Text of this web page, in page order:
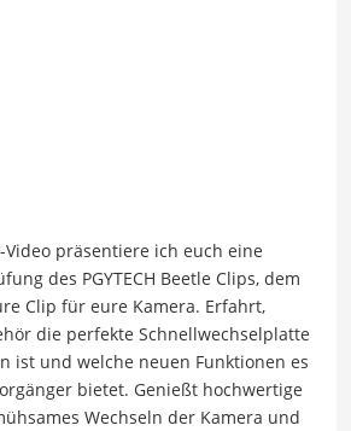
Video präsentiere ich euch eine
des PGYTECH Beetle Clips, dem
Clip für eure Kamera. Erfahrt,
die perfekte Schnellwechselplatte
ist und welche neuen Funktionen es
bietet. Genießt hochwertige
Wechseln der Kamera und